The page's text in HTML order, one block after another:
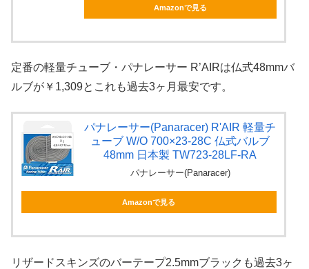
Amazonで見る
定番の軽量チューブ・パナレーサー R’AIRは仏式48mmバ
ルブが￥1,309とこれも過去3ヶ月最安です。
パナレーサー(Panaracer) R'AIR 軽量チ
ューブ W/O 700×23-28C 仏式バルブ
48mm 日本製 TW723-28LF-RA
パナレーサー(Panaracer)
Amazonで見る
リザードスキンズのバーテープ2.5mmブラックも過去3ヶ